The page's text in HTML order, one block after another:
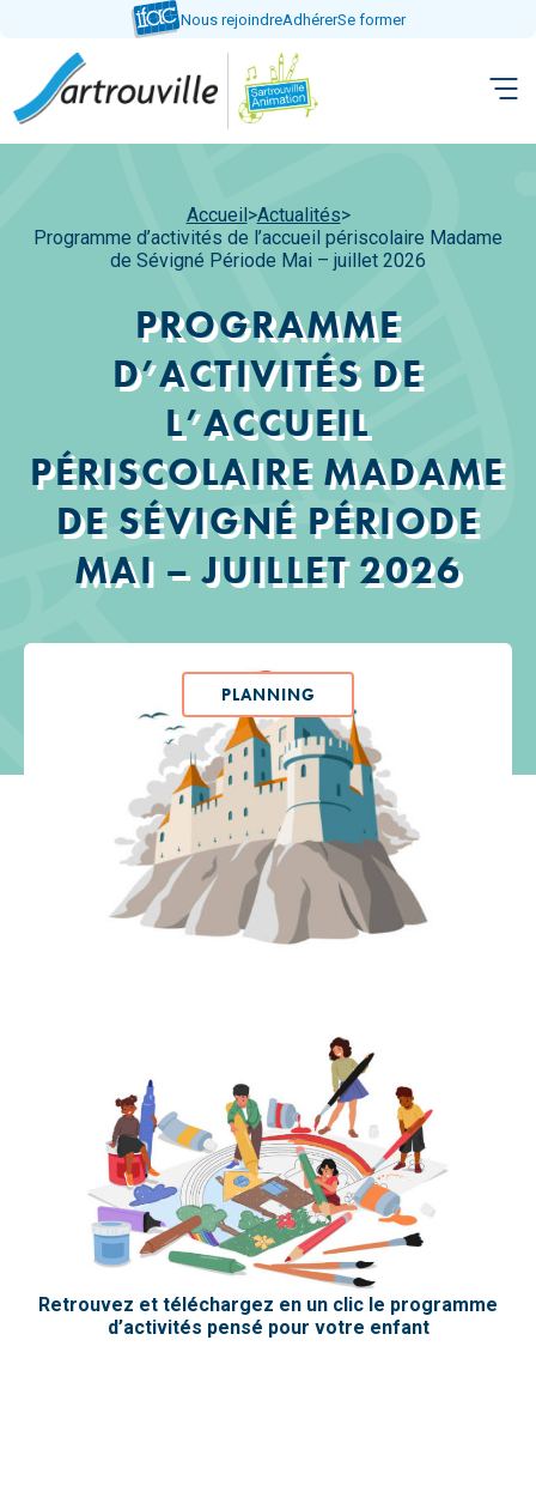
contenu
Nous rejoindreAdhérerSe former
Accueil>Actualités>
Programme d’activités de l’accueil périscolaire Madame
de Sévigné Période Mai – juillet 2026
PROGRAMME
D’ACTIVITÉS DE
L’ACCUEIL
PÉRISCOLAIRE MADAME
DE SÉVIGNÉ PÉRIODE
MAI – JUILLET 2026
PLANNING
Retrouvez et téléchargez en un clic le programme
d’activités pensé pour votre enfant